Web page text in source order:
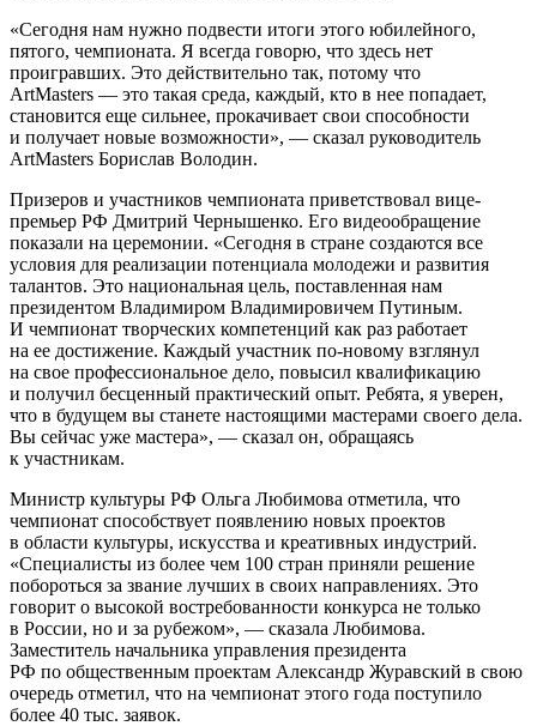
«Сегодня нам нужно подвести итоги этого юбилейного,
пятого, чемпионата. Я всегда говорю, что здесь нет
проигравших. Это действительно так, потому что
ArtMasters — это такая среда, каждый, кто в нее попадает,
становится еще сильнее, прокачивает свои способности
и получает новые возможности», — сказал руководитель
ArtMasters Борислав Володин.
Призеров и участников чемпионата приветствовал вице-
премьер РФ Дмитрий Чернышенко. Его видеообращение
показали на церемонии. «Сегодня в стране создаются все
условия для реализации потенциала молодежи и развития
талантов. Это национальная цель, поставленная нам
президентом Владимиром Владимировичем Путиным.
И чемпионат творческих компетенций как раз работает
на ее достижение. Каждый участник по-новому взглянул
на свое профессиональное дело, повысил квалификацию
и получил бесценный практический опыт. Ребята, я уверен,
что в будущем вы станете настоящими мастерами своего дела.
Вы сейчас уже мастера», — сказал он, обращаясь
к участникам.
Министр культуры РФ Ольга Любимова отметила, что
чемпионат способствует появлению новых проектов
в области культуры, искусства и креативных индустрий.
«Специалисты из более чем 100 стран приняли решение
побороться за звание лучших в своих направлениях. Это
говорит о высокой востребованности конкурса не только
в России, но и за рубежом», — сказала Любимова.
Заместитель начальника управления президента
РФ по общественным проектам Александр Журавский в свою
очередь отметил, что на чемпионат этого года поступило
более 40 тыс. заявок.